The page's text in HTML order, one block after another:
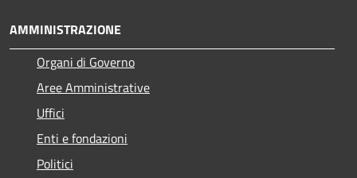
AMMINISTRAZIONE
Organi di Governo
Aree Amministrative
Uffici
Enti e fondazioni
Politici